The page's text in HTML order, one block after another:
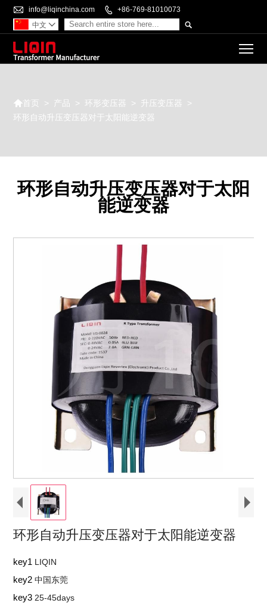
 info@liqinchina.com  +86-769-81010073

中文 
首页 > 产品 > 环形变压器 > 升压变压器
>
环形自动升压变压器对于太阳能逆变器
环形自动升压变压器对于太阳
能逆变器
环形自动升压变压器对于太阳能逆变器
key1 LIQIN
key2中国东莞
key3 25-45days